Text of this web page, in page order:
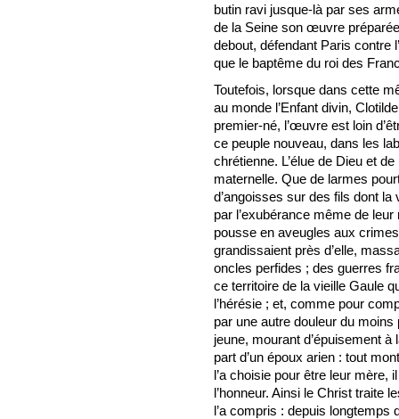
butin ravi jusque-là par ses
de la Seine son œuvre
debout, défendant Paris contre
que le baptême du roi des
Toutefois, lorsque dans cette
au monde l’Enfant divin,
premier-né, l’œuvre est loin
ce peuple nouveau, dans les
chrétienne. L’élue de Dieu et
maternelle. Que de larmes
d’angoisses sur des fils dont
par l’exubérance même de
pousse en aveugles aux
grandissaient près d’elle,
oncles perfides ; des guerres
ce territoire de la vieille Gaule
l’hérésie ; et, comme pour
par une autre douleur du
jeune, mourant d’épuisement
part d’un époux arien : tout
l’a choisie pour être leur mère,
l’honneur. Ainsi le Christ traite
l’a compris : depuis longtemps